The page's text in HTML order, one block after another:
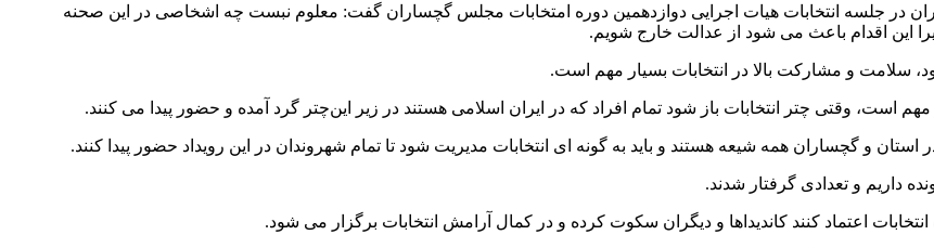
در جلسه انتخابات هیات اجرایی دوازدهمین دوره امتخابات مجلس گچساران گفت: معلوم نبست چه اشخاصی در این صحنه
این اقدام باعث می شود از عدالت خارج شویم.
سلامت و مشارکت بالا در انتخابات بسیار مهم است.
است، وقتی چتر انتخابات باز شود تمام افراد که در ایران اسلامی هستند در زیر این‌چتر گرد آمده و حضور پیدا می کنند.
استان و گچساران همه شیعه هستند و باید به گونه ای انتخابات مدیریت شود تا تمام شهروندان در این رویداد حضور پیدا کنند.
اعتماد کنند کاندیداها و دیگران سکوت کرده و در کمال آرامش انتخابات برگزار می شود.